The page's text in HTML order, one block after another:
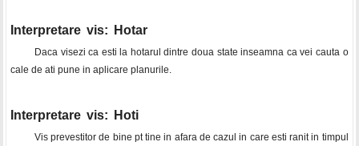
Interpretare vis: Hotar
Daca visezi ca esti la hotarul dintre doua state inseamna ca vei cauta o
cale de ati pune in aplicare planurile.
Interpretare vis: Hoti
Vis prevestitor de bine pt tine in afara de cazul in care esti ranit in timpul